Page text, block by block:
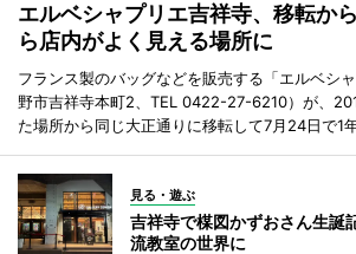
エルベシャプリエ吉祥寺、移転か
ら店内がよく見える場所に
フランス製のバッグなどを販売する「エルベシ
野市吉祥寺本町2、TEL 0422-27-6210）が、
た場所から同じ大正通りに移転して7月24日で1
見る・遊ぶ
吉祥寺で楳図かずおさん生誕
流教室の世界に